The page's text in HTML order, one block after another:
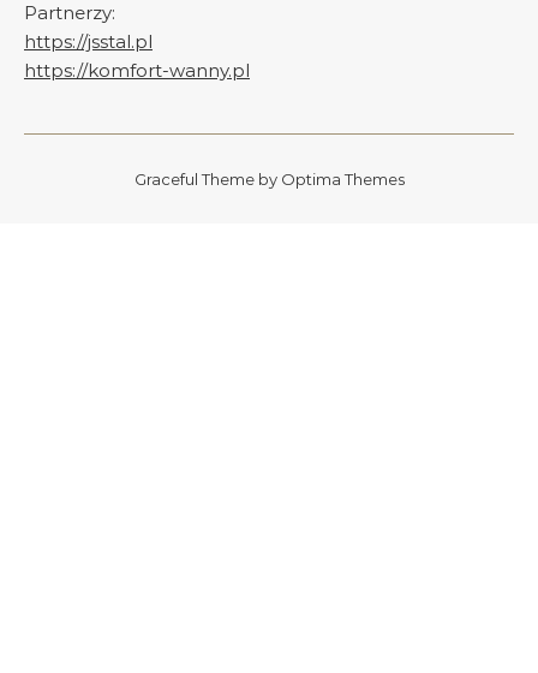
Partnerzy:
https://jsstal.pl
https://komfort-wanny.pl
Graceful Theme by Optima Themes